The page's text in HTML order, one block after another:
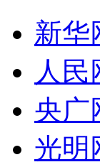
新华
人民
央广
光明